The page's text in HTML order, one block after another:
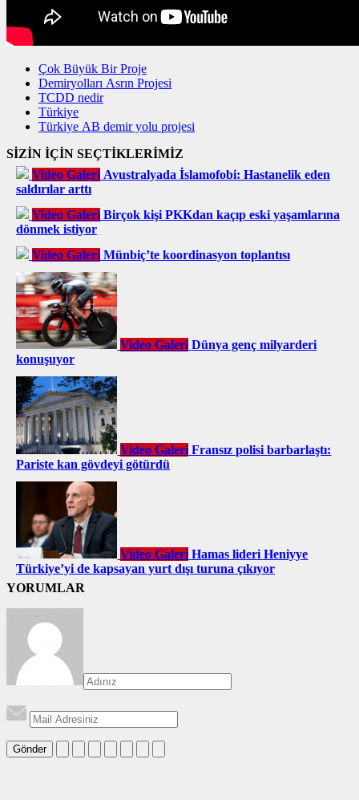
Çok Büyük Bir Proje
Demiryolları Asrın Projesi
TCDD nedir
Türkiye
Türkiye AB demir yolu projesi
SİZİN İÇİN SEÇTİKLERİMİZ
Video Galeri Avustralyada İslamofobi: Hastanelik eden
saldırılar arttı
Video Galeri Birçok kişi PKKdan kaçıp eski yaşamlarına
dönmek istiyor
Video Galeri Münbiç’te koordinasyon toplantısı
Video Galeri Dünya genç milyarderi
konuşuyor
Video Galeri Fransız polisi barbarlaştı:
Pariste kan gövdeyi götürdü
Video Galeri Hamas lideri Heniyye
Türkiye’yi de kapsayan yurt dışı turuna çıkıyor
YORUMLAR
Gönder